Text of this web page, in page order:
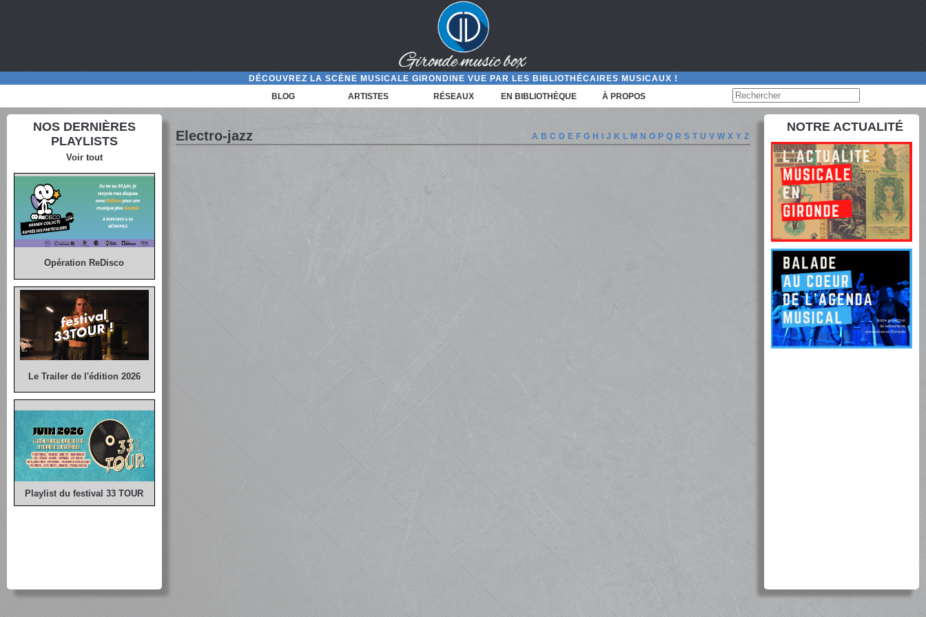
DÉCOUVREZ LA SCÈNE MUSICALE GIRONDINE VUE PAR LES BIBLIOTHÉCAIRES MUSICAUX !
BLOG
ARTISTES RÉSEAUX EN BIBLIOTHÈQUE À PROPOS
NOS DERNIÈRES
PLAYLISTS
Voir tout
Opération ReDisco
Le Trailer de l'édition 2026
Playlist du festival 33 TOUR
Electro-jazz A B C D E F G H I J K L M N O P Q R S T U V W X Y Z
NOTRE ACTUALITÉ